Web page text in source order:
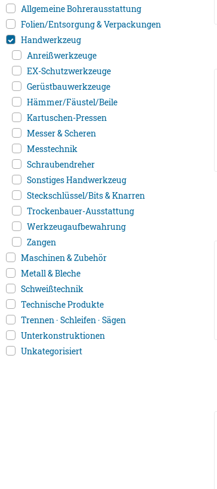
Allgemeine Bohrerausstattung
Folien/Entsorgung & Verpackungen
Handwerkzeug
Anreißwerkzeuge
EX-Schutzwerkzeuge
Gerüstbauwerkzeuge
Hämmer/Fäustel/Beile
Kartuschen-Pressen
Messer & Scheren
Messtechnik
Schraubendreher
Sonstiges Handwerkzeug
Steckschlüssel/Bits & Knarren
Trockenbauer-Ausstattung
Werkzeugaufbewahrung
Zangen
Maschinen & Zubehör
Metall & Bleche
Schweißtechnik
Technische Produkte
Trennen · Schleifen · Sägen
Unterkonstruktionen
Unkategorisiert